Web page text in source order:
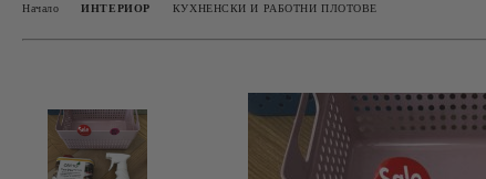
Начало ИНТЕРИОР КУХНЕНСКИ И РАБОТНИ ПЛОТОВЕ